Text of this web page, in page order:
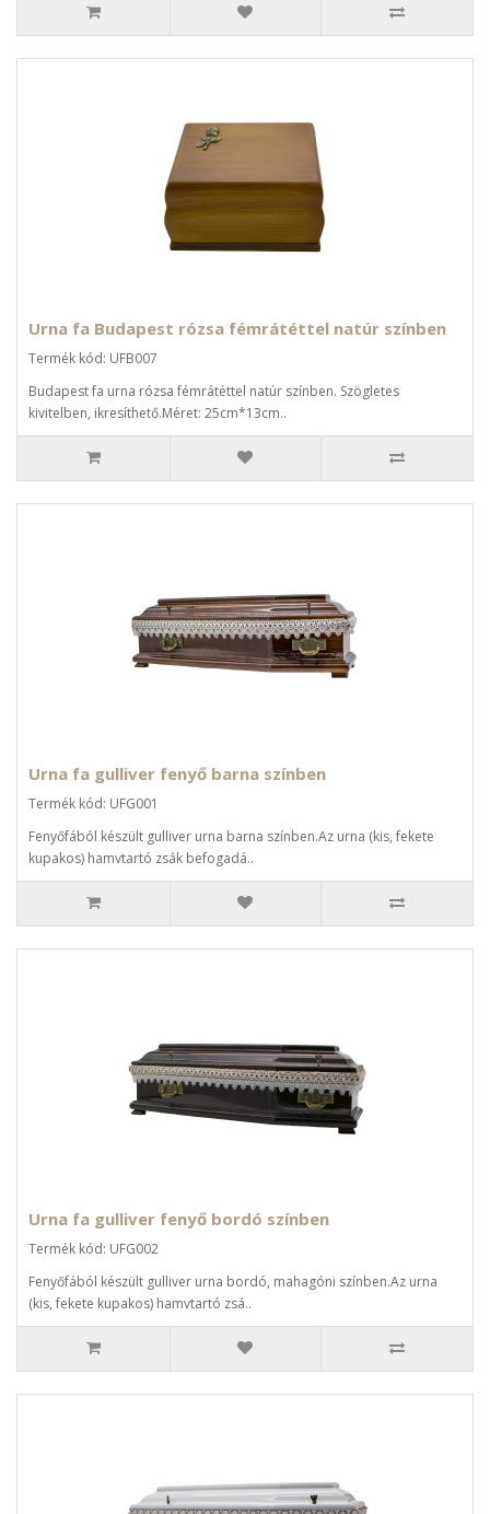
Urna fa Budapest rózsa fémrátéttel natúr színben
Termék kód: UFB007
Budapest fa urna rózsa fémrátéttel natúr színben. Szögletes
kivitelben, ikresíthető.Méret: 25cm*13cm..
Urna fa gulliver fenyő barna színben
Termék kód: UFG001
Fenyőfából készült gulliver urna barna színben.Az urna (kis, fekete
kupakos) hamvtartó zsák befogadá..
Urna fa gulliver fenyő bordó színben
Termék kód: UFG002
Fenyőfából készült gulliver urna bordó, mahagóni színben.Az urna
(kis, fekete kupakos) hamvtartó zsá..